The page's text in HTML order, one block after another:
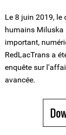
Le 8 juin 2019, le
humains Miluska
important,
RedLacTrans a
enquête sur
avancée.